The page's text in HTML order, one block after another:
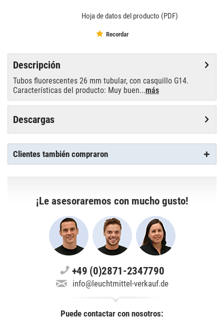
Hoja de datos del producto (PDF)
Recordar
Descripción
Tubos fluorescentes 26 mm tubular, con casquillo G14.
Características del producto: Muy buen...más
Descargas
Clientes también compraron
¡Le asesoraremos con mucho gusto!
+49 (0)2871-2347790
info@leuchtmittel-verkauf.de
Puede contactar con nosotros: